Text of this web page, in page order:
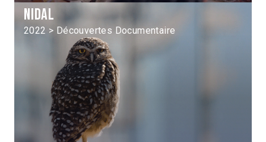
Nidal
2022 > Découvertes Documentaire